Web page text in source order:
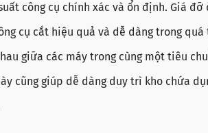
công cụ chính xác và ổn định. Giá đỡ
cụ cắt hiệu quả và dễ dàng trong
giữa các máy trong cùng một tiêu
cũng giúp dễ dàng duy trì kho chứa